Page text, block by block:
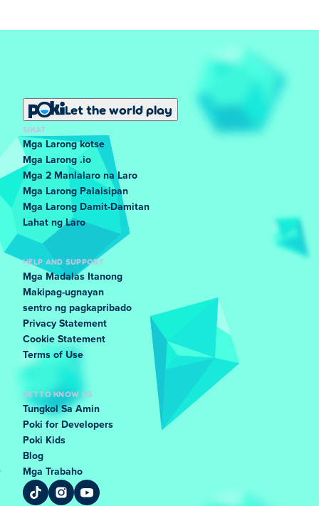
Let the world play
SIKAT
Mga Larong kotse
Mga Larong .io
Mga 2 Manlalaro na Laro
Mga Larong Palaisipan
Mga Larong Damit-Damitan
Lahat ng Laro
HELP AND SUPPORT
Mga Madalas Itanong
Makipag-ugnayan
sentro ng pagkapribado
Privacy Statement
Cookie Statement
Terms of Use
GET TO KNOW US
Tungkol Sa Amin
Poki for Developers
Poki Kids
Blog
Mga Trabaho